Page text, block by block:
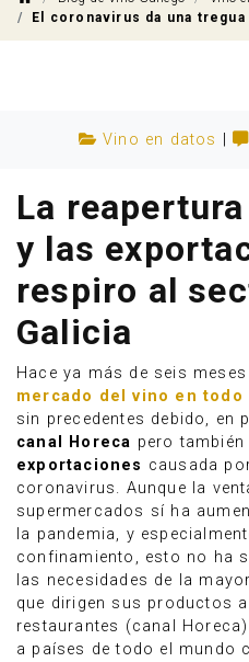
Anúnciate
El coronavirus da una
Vino en datos |
La
y las
respiro al
Galicia
Hace ya más de seis
mercado del vino en todo
sin precedentes debido, en
canal Horeca pero
exportaciones causada
coronavirus. Aunque la
supermercados sí ha
la pandemia, y
confinamiento, esto no ha
las necesidades de la
que dirigen sus productos
restaurantes (canal
a países de todo el mundo